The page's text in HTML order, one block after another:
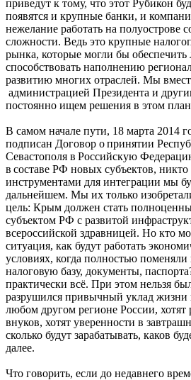
приведут к тому, что этот Рубикон
появятся и крупные банки, и
нежелание работать на полуострове
сложности. Ведь это крупные
рынка, которые могли бы обеспечить
способствовать наполнению
развитию многих отраслей. Мы
администрацией Президента и
постоянно ищем решения в этом
В самом начале пути, 18 марта 2014
подписан Договор о принятии
Севастополя в Российскую
в составе РФ новых субъектов, никто
инструментами для интеграции мы
дальнейшем. Мы их только
цель: Крым должен стать
субъектом РФ с развитой
всероссийской здравницей. Но кто
ситуация, как будут работать
условиях, когда полностью
налоговую базу, документы,
практически всё. При этом нельзя
разрушился привычный уклад
любом другом регионе России, хотят
внуков, хотят уверенности в
сколько будут зарабатывать, каков
далее.
Что говорить, если до недавнего